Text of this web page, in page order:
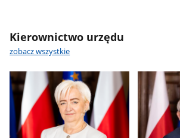
Kierownictwo urzędu
zobacz wszystkie